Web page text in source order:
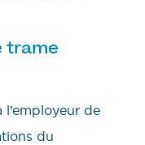
trame
l’employeur de
du